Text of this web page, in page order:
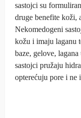
sastojci su
druge benefite koži,
Nekomedogeni
kožu i imaju laganu
baze, gelove,
sastojci pružaju
opterećuju pore i ne